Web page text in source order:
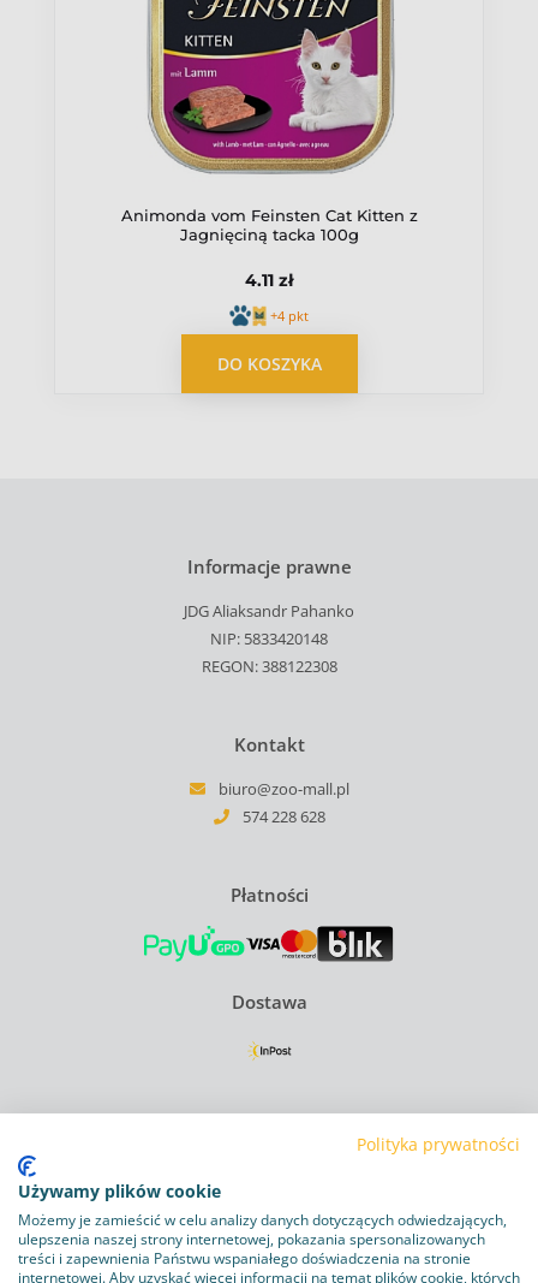
Animonda vom Feinsten Cat Kitten z
Jagnięciną tacka 100g
4.11 zł
+4 pkt
DO KOSZYKA
Informacje prawne
JDG Aliaksandr Pahanko
NIP: 5833420148
REGON: 388122308
Kontakt
biuro@zoo-mall.pl
574 228 628
Płatności
Dostawa
Polityka plików cookie
Obowiązek informacyjny RODO
Polityka prywatności
Używamy plików cookie
Możemy je zamieścić w celu analizy danych dotyczących odwiedzających,
ulepszenia naszej strony internetowej, pokazania spersonalizowanych
treści i zapewnienia Państwu wspaniałego doświadczenia na stronie
internetowej. Aby uzyskać więcej informacji na temat plików cookie, których